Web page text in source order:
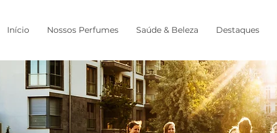
Início Nossos Perfumes Saúde & Beleza Destaques